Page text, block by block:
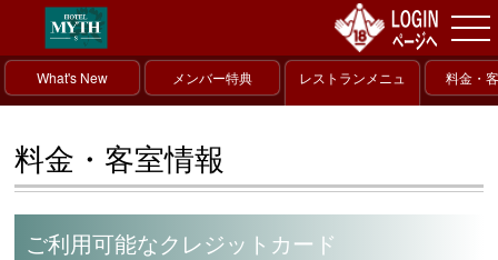
What's New メンバー特典
レストランメニュ
ー
料金・
料金・客室情報
ご利用可能なクレジットカード